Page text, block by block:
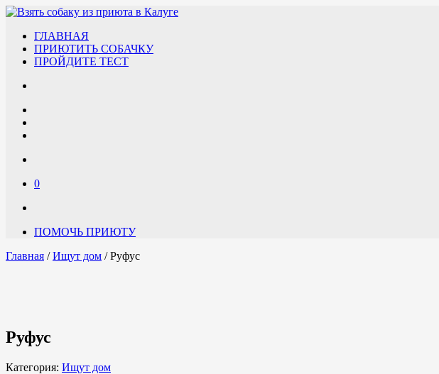
ГЛАВНАЯ
ПРИЮТИТЬ СОБАЧКУ
ПРОЙДИТЕ ТЕСТ
0
ПОМОЧЬ ПРИЮТУ
Главная /Ищут дом / Руфус
Руфус
Категория: Ищут дом